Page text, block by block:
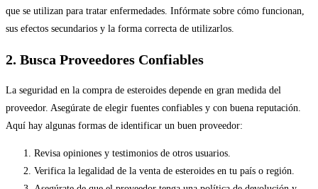
que se utilizan para tratar enfermedades. Infórmate sobre cómo funcionan,
sus efectos secundarios y la forma correcta de utilizarlos.
2. Busca Proveedores Confiables
La seguridad en la compra de esteroides depende en gran medida del
proveedor. Asegúrate de elegir fuentes confiables y con buena reputación.
Aquí hay algunas formas de identificar un buen proveedor:
Revisa opiniones y testimonios de otros usuarios.
Verifica la legalidad de la venta de esteroides en tu país o región.